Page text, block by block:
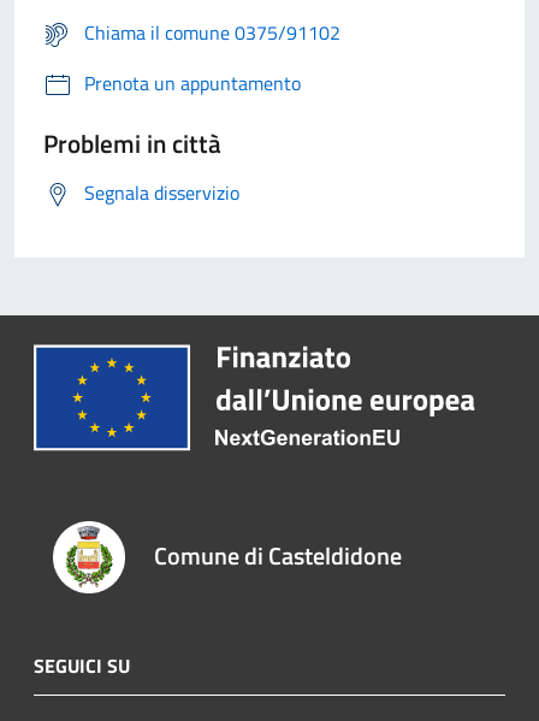
Chiama il comune 0375/91102
Prenota un appuntamento
Problemi in città
Segnala disservizio
Comune di Casteldidone
SEGUICI SU